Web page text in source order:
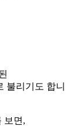
불리기도 합니
보면,